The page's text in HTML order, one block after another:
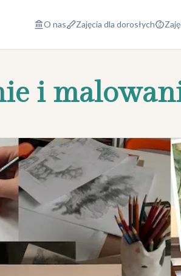
O nas Zajęcia dla dorosłych
i